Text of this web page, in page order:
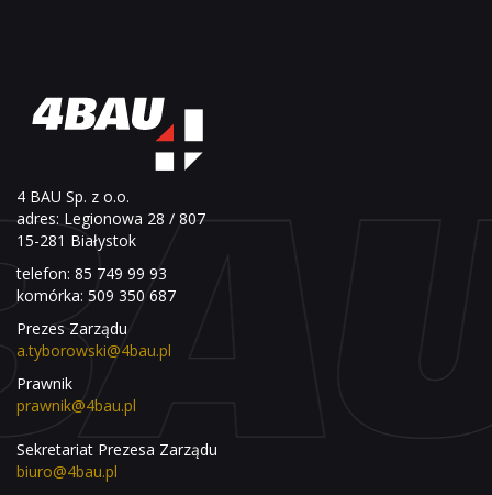
4 BAU Sp. z o.o.
adres: Legionowa 28 / 807
15-281 Białystok
telefon: 85 749 99 93
komórka: 509 350 687
Prezes Zarządu
a.tyborowski@4bau.pl
Prawnik
prawnik@4bau.pl
Sekretariat Prezesa Zarządu
biuro@4bau.pl